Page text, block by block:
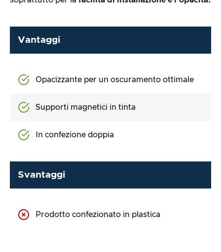
Vantaggi
Opacizzante per un oscuramento ottimale
Supporti magnetici in tinta
In confezione doppia
Svantaggi
Prodotto confezionato in plastica